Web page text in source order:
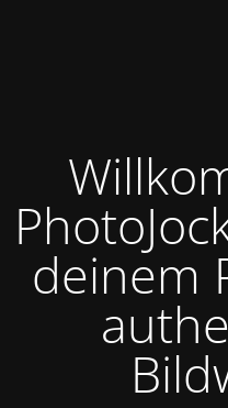
deinem